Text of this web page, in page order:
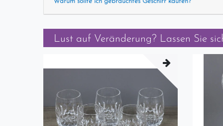
Lust auf Veränderung? Lassen Sie